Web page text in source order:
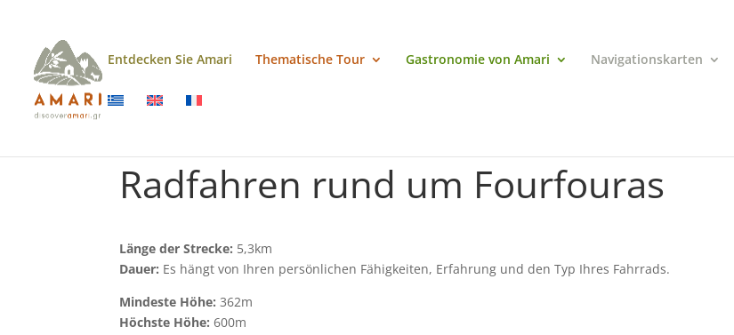
Entdecken Sie Amari Thematische Tour Gastronomie von Amari Navigationskarten
Radfahren rund um Fourfouras
Länge der Strecke: 5,3km
Dauer: Es hängt von Ihren persönlichen Fähigkeiten, Erfahrung und den Typ Ihres Fahrrads.
Mindeste Höhe: 362m
Höchste Höhe:600m